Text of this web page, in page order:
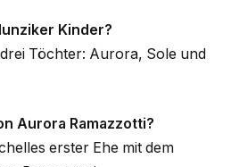
Kinder?
Töchter: Aurora, Sole und
Aurora Ramazzotti?
erster Ehe mit dem